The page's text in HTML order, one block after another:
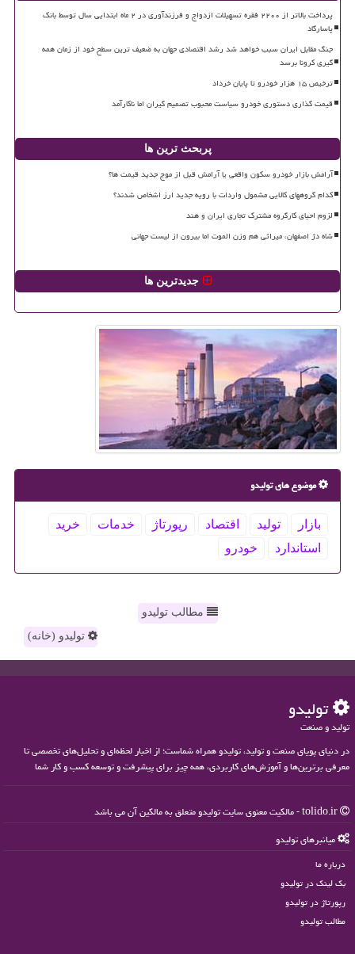
پرداخت بالاتر از ۲۲۰۰ فقره تسهیلات ازدواج و فرزندآوری در ۲ ماه ابتدایی سال توسط بانک
پاسارگاد
جنگ مقابل ایران سبب خواهد شد رشد اقتصادی جهان به ضعیف ترین سطح خود از زمان همه
گیری کرونا برسد
ترخیص ۱۵ هزار خودرو تا پایان خرداد
قیمت گذاری دستوری خودرو سیاست محبوب تصمیم گیران اما ناکارآمد
پربحث ترین ها
آرامش بازار خودرو سکون واقعی یا آرامش قبل از موج جدید قیمت ها؟
کدام گروههای کالایی مشمول واردات با رویه جدید ارز اشخاص شدند؟
لزوم احیای کارگروه مشترک تجاری ایران و هند
شاه دژ اصفهان، میراثی هم وزن الموت اما بیرون از لیست جهانی
جدیدترین ها
موضوع های تولیدو
بازار تولید اقتصاد رپورتاژ خدمات
خرید
استاندارد
خودرو
مطالب تولیدو
تولیدو (خانه)
تولیدو
تولید و صنعت
در دنیای پویای صنعت و تولید، تولیدو همراه شماست؛ از اخبار لحظه‌ای و تحلیل‌های تخصصی تا
معرفی برترین‌ها و آموزش‌های کاربردی، همه چیز برای پیشرفت و توسعه کسب و کار شما
میانبرهای تولیدو
درباره ما
بک لینک در تولیدو
رپورتاژ در تولیدو
مطالب تولیدو